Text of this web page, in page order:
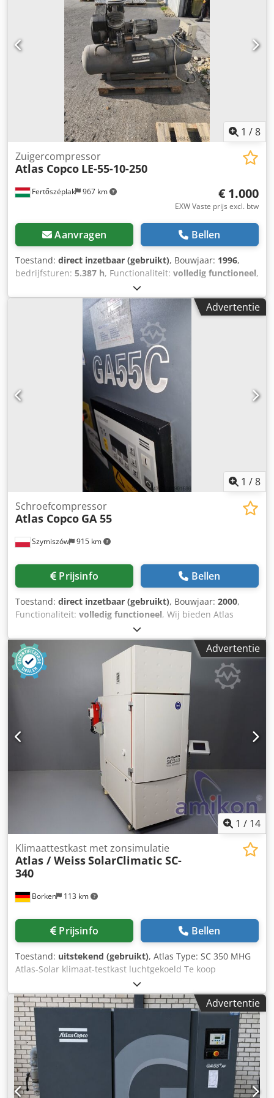
1 /8
Fertőszéplak 967 km
Zuigercompressor
Atlas Copco LE-55-10-250
€ 1.000
EXW Vaste prijs excl. btw
Aanvragen Bellen
Toestand: direct inzetbaar (gebruikt), Bouwjaar: 1996,
bedrijfsturen: 5.387 h, Functionaliteit: volledig functioneel,
, totale lengte:
machine diende als reserveenheid om een ononderbroken
werking te garanderen, maar de capaciteit is nu te klein
voor onze behoeften, daarom verkopen wij deze. In de
afgelopen circa 10 jaar is de machine slechts sporadisch
gebruikt. Testen ter plaatse is mogelijk. Codjy Ncn Aspfx
Advertentie
1 /8
Szymiszów 915 km
Schroefcompressor
Atlas Copco GA 55
Prijsinfo Bellen
Toestand: direct inzetbaar (gebruikt), Bouwjaar: 2000,
Functionaliteit: volledig functioneel, Wij bieden Atlas
Copco-compressoren aan TYPE GA 55 Druk 10 bar Crodewa
Iz Ajpfx An Hef Motorvermogen 55 kW Gebouwd in 2000
Compressor met documentatie Wij voeren ook andere
compressoren van Atlas Copco, Kaeser en Mahle
Advertentie
1 / 14
Borken 113 km
Klimaattestkast met zonsimulatie
Atlas / WeissSolarClimatic SC-
340
Prijsinfo Bellen
Toestand: uitstekend (gebruikt), Atlas Type: SC 350 MHG
Atlas-Solar klimaat-testkast luchtgekoeld Te koop
aangeboden: een ATLAS SC-340 MHG SolarClimatic testkast
(klimaatkamer met zonsimulatie door MHG-lamp). Het
apparaat is geschikt voor het uitvoeren van
genormaliseerde verwerings- en verouderingstests onder
gecombineerde invloed van straling, temperatuur en
klimaat. Uitvoering & bijzonderheden: - Nauwkeurige
temperatuur- en vochtigheidsregeling - Geïntegreerd
bevochtigingssysteem met waterreservoir - Koeling via
water- of luchtsysteem (optioneel) - Doorvoeren voor
Advertentie